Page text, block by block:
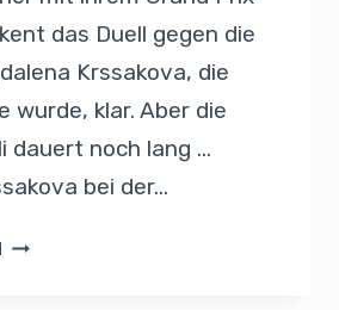
das Duell gegen die
Krssakova, die
wurde, klar. Aber die
dauert noch lang …
bei der…